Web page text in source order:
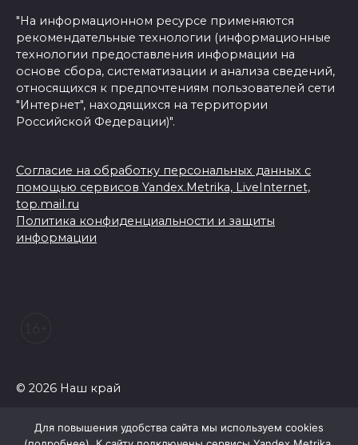
"На информационном ресурсе применяются
рекомендательные технологии (информационные
технологии предоставления информации на
основе сбора, систематизации и анализа сведений,
относящихся к предпочтениям пользователей сети
"Интернет", находящихся на территории
Российской Федерации)".
Согласие на обработку персональных данных с
помощью сервисов Yandex.Metrika, LiveInternet,
top.mail.ru
Политика конфиденциальности и защиты
информации
© 2026 Наш край
Для повышения удобства сайта мы используем cookies